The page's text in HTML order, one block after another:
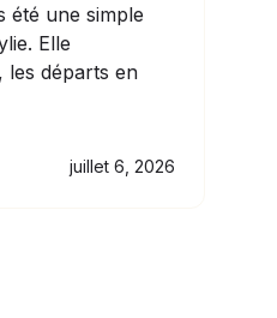
été une simple
Elle
les départs en
juillet 6, 2026